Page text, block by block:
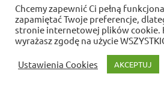
Nawigacja
wpisu
« Jak zdobić dach dwuspadowy
Polityka prywatności i
Chcemy zapewnić Ci pełną
zapamiętać Twoje preferencje,
stronie internetowej plików cookie.
wyrażasz zgodę na użycie
Ustawienia Cookies AKCEPTUJ